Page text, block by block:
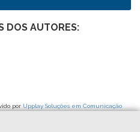
DOS AUTORES:
por Upplay Soluções em Comunicação